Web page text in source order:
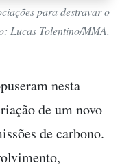
para destravar o
Lucas Tolentino/MMA.
nesta
de um novo
de carbono.